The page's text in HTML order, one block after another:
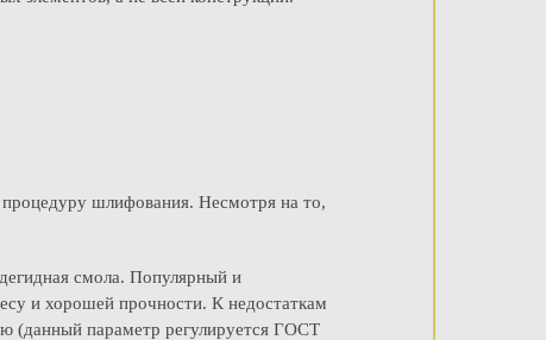
шлифования. Несмотря на то,
смола. Популярный и
и хорошей прочности. К недостаткам
(данный параметр регулируется ГОСТ